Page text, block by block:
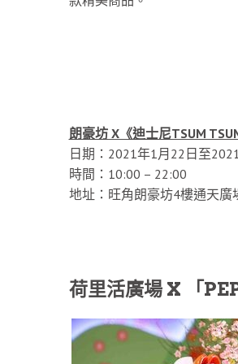
朗豪坊 X《迪士尼TSUM
日期：2021年1月22日至
時間：10:00 – 22:00
地址：旺角朗豪坊4樓通天廣
荷里活廣場 X 「